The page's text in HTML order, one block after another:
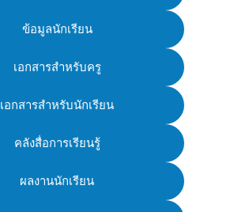
ข้อมูลนักเรียน
เอกสารสำหรับครู
เอกสารสำหรับนักเรียน
คลังสื่อการเรียนรู้
ผลงานนักเรียน